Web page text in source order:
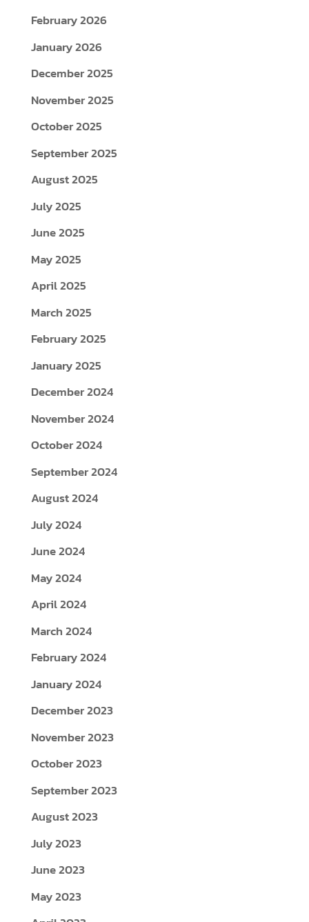
February 2026
January 2026
December 2025
November 2025
October 2025
September 2025
August 2025
July 2025
June 2025
May 2025
April 2025
March 2025
February 2025
January 2025
December 2024
November 2024
October 2024
September 2024
August 2024
July 2024
June 2024
May 2024
April 2024
March 2024
February 2024
January 2024
December 2023
November 2023
October 2023
September 2023
August 2023
July 2023
June 2023
May 2023